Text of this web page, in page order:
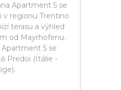
Apartment 5 se
v regionu Trentino
terasu a výhled
od Mayrhofenu.
5 se
Predoi (Itálie -